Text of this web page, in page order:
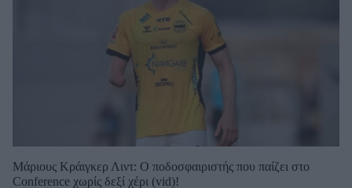
Μάριους Κράιγκερ Λιντ: Ο ποδοσφαιριστής που παίζει στο
Conference χωρίς δεξί χέρι (vid)!